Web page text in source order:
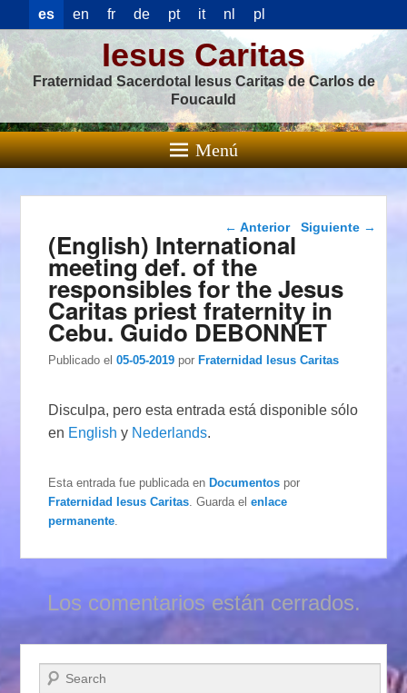
es en fr de pt it nl pl
Iesus Caritas
Fraternidad Sacerdotal Iesus Caritas de Carlos de
Foucauld
Menú
Navegación de
entradas
← Anterior Siguiente →
(English) International
meeting def. of the
responsibles for the Jesus
Caritas priest fraternity in
Cebu. Guido DEBONNET
Publicado el 05-05-2019 porFraternidad Iesus Caritas
Disculpa, pero esta entrada está disponible sólo
en English y Nederlands.
Esta entrada fue publicada enDocumentos por
Fraternidad Iesus Caritas . Guarda elenlace
permanente
Los comentarios están cerrados.
Buscar